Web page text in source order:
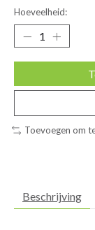
Hoeveelheid:
Toevoegen om
Beschrijving